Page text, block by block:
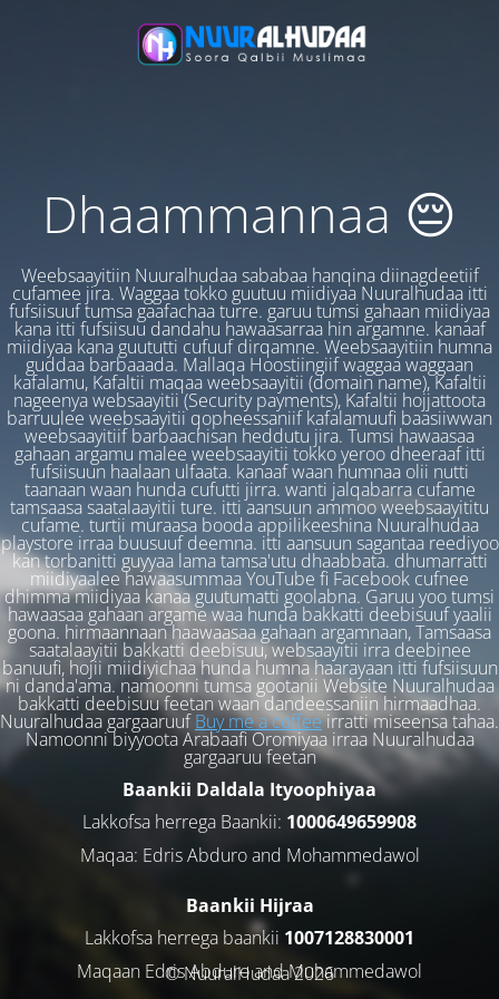
Dhaammannaa 😔
Weebsaayitiin Nuuralhudaa sababaa hanqina diinagdeetiif
cufamee jira. Waggaa tokko guutuu miidiyaa Nuuralhudaa itti
fufsiisuuf tumsa gaafachaa turre. garuu tumsi gahaan miidiyaa
kana itti fufsiisuu dandahu hawaasarraa hin argamne. kanaaf
miidiyaa kana guututti cufuuf dirqamne. Weebsaayitiin humna
guddaa barbaaada. Mallaqa Hoostiingiif waggaa waggaan
kafalamu, Kafaltii maqaa weebsaayitii (domain name), Kafaltii
nageenya websaayitii (Security payments), Kafaltii hojjattoota
barruulee weebsaayitii qopheessaniif kafalamuufi baasiiwwan
weebsaayitiif barbaachisan heddutu jira. Tumsi hawaasaa
gahaan argamu malee weebsaayitii tokko yeroo dheeraaf itti
fufsiisuun haalaan ulfaata. kanaaf waan humnaa olii nutti
taanaan waan hunda cufutti jirra. wanti jalqabarra cufame
tamsaasa saatalaayitii ture. itti aansuun ammoo weebsaayititu
cufame. turtii muraasa booda appilikeeshina Nuuralhudaa
playstore irraa buusuuf deemna. itti aansuun sagantaa reediyoo
kan torbanitti guyyaa lama tamsa'utu dhaabbata. dhumarratti
miidiyaalee hawaasummaa YouTube fi Facebook cufnee
dhimma miidiyaa kanaa guutumatti goolabna. Garuu yoo tumsi
hawaasaa gahaan argame waa hunda bakkatti deebisuuf yaalii
goona. hirmaannaan haawaasaa gahaan argamnaan, Tamsaasa
saatalaayitii bakkatti deebisuu, websaayitii irra deebinee
banuufi, hojii miidiyichaa hunda humna haarayaan itti fufsiisuun
ni danda'ama. namoonni tumsa gootanii Website Nuuralhudaa
bakkatti deebisuu feetan waan dandeessaniin hirmaadhaa.
Nuuralhudaa gargaaruufBuy me a coffeeirratti miseensa tahaa.
Namoonni biyyoota Arabaafi Oromiyaa irraa Nuuralhudaa
gargaaruu feetan
Baankii Daldala Ityoophiyaa
Lakkofsa herrega Baankii: 1000649659908
Maqaa: Edris Abduro and Mohammedawol
Baankii Hijraa
Lakkofsa herrega baankii 1007128830001
Maqaan Edris Abduro and Muhammedawol
© NuuralHudaa 2026